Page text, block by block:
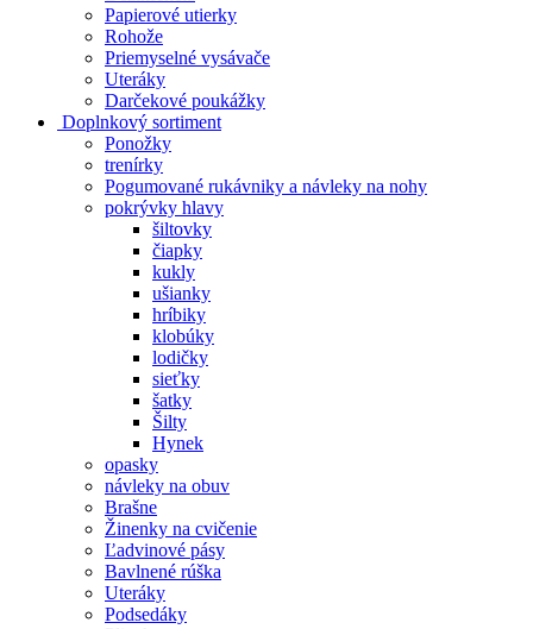
Papierové utierky
Rohože
Priemyselné vysávače
Uteráky
Darčekové poukážky
Doplnkový sortiment
Ponožky
trenírky
Pogumované rukávniky a návleky na nohy
pokrývky hlavy
šiltovky
čiapky
kukly
ušianky
hríbiky
klobúky
lodičky
sieťky
šatky
Šilty
Hynek
opasky
návleky na obuv
Brašne
Žinenky na cvičenie
Ľadvinové pásy
Bavlnené rúška
Uteráky
Podsedáky